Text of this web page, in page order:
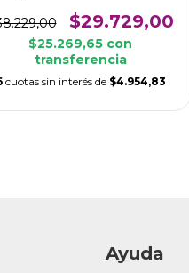
$29.729,00
$25.269,65 con
transferencia
cuotas sin interés de $4.954,83
Ayuda